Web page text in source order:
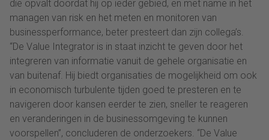
die opvalt doordat hij op ieder gebied, en met name in het
managen van risk en het meten en monitoren van
businessperformance, beter presteert dan zijn collega’s.
“De Value Integrator is in staat inzicht te geven door het
integreren van informatie vanuit de gehele organisatie en
van buitenaf. Hij biedt organisaties de mogelijkheid om ook
in economisch turbulente tijden goed te presteren en te
navigeren door kansen eerder te zien, sneller te reageren
en veranderingen in de businessomgeving te kunnen
voorspellen”, concluderen de onderzoekers. “De Value